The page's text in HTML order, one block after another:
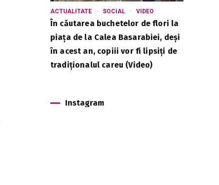
ACTUALITATE SOCIAL VIDEO
În căutarea buchetelor de flori la
piața de la Calea Basarabiei, deși
în acest an, copiii vor fi lipsiți de
tradiționalul careu (Video)
Instagram